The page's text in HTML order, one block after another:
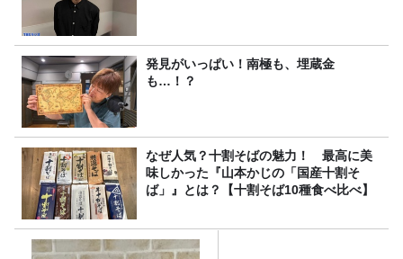
発見がいっぱい！南極も、埋蔵金
も…！？
なぜ人気？十割そばの魅力！ 最高に美
味しかった『山本かじの「国産十割そ
ば」』とは？【十割そば10種食べ比べ】